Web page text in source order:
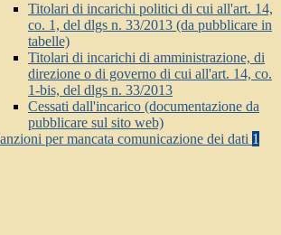
Titolari di incarichi politici di cui all'art. 14,
co. 1, del dlgs n. 33/2013 (da pubblicare in
tabelle)
Titolari di incarichi di amministrazione, di
direzione o di governo di cui all'art. 14, co.
1-bis, del dlgs n. 33/2013
Cessati dall'incarico (documentazione da
pubblicare sul sito web)
per mancata comunicazione dei dati 1